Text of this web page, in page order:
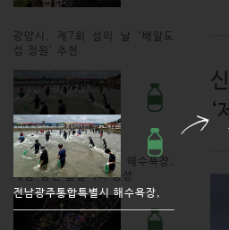
광양시, 제7회 섬의 날 ‘배알도
섬 정원’ 추천
전남광주통합특별시 해수욕장,
체험·공연 즐길거리 풍성
‘
전남광주통합특별시 해수욕장,